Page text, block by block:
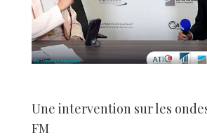
Une intervention sur les
FM